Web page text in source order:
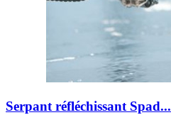
Serpant réfléchissant Spad...